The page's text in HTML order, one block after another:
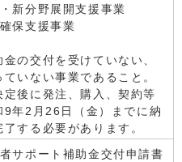
新分野展開支援事業
保支援事業
金の交付を受けていない、
いない事業であること。
定後に発注、購入、契約等
9年2月26日（金）までに納
する必要があります。
サポート補助金交付申請書